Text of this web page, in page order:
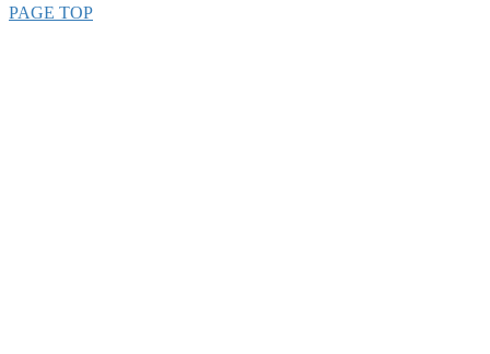
PAGE TOP